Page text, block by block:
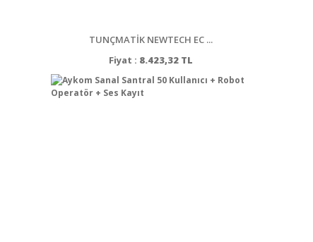
TUNÇMATİK NEWTECH EC ...
Fiyat : 8.423,32 TL